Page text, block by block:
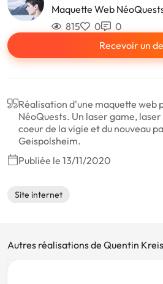
Maquette Web
815 0
0
Recevoir un
Réalisation d'une maquette web
NéoQuests. Un laser game,
coeur de la vigie et du nouveau
Geispolsheim.
Publiée le 13/11/2020
Site internet
Autres réalisations de Quentin Kreis